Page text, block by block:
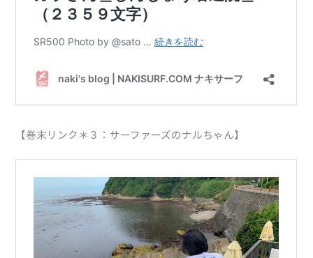
【巻末リンク＊３：サーファーズのナルちゃん】